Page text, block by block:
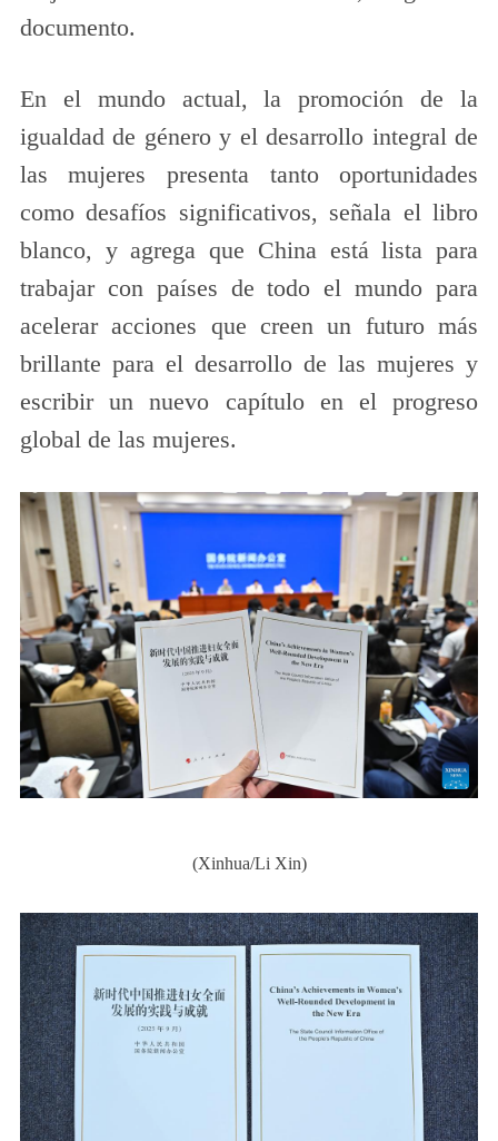
documento.
En el mundo actual, la promoción de la
igualdad de género y el desarrollo integral de
las mujeres presenta tanto oportunidades
como desafíos significativos, señala el libro
blanco, y agrega que China está lista para
trabajar con países de todo el mundo para
acelerar acciones que creen un futuro más
brillante para el desarrollo de las mujeres y
escribir un nuevo capítulo en el progreso
global de las mujeres.
(Xinhua/Li Xin)